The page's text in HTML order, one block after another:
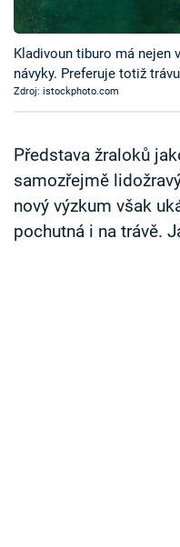
Časopis
Sledujte prima+
Přihlášení
Sledujte nás
Kladivoun tiburo má nejen
návyky. Preferuje totiž
Zdroj: istockphoto.com
Představa žraloků
samozřejmě
nový výzkum však
pochutná i na trávě.